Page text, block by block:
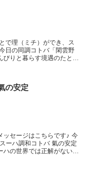
りと暮らす境遇のたと
の安定
セージはこちらです♪ 今
和コトバ 氣の安定
ハの世界では正解がないの